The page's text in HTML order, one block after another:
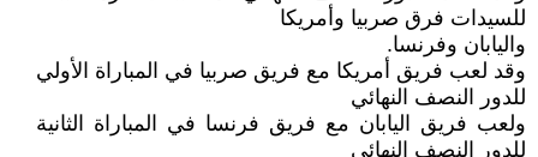
للسيدات فرق صربيا وأمريكا
واليابان وفرنسا.
وقد لعب فريق أمريكا مع فريق صربيا في المباراة الأولي
للدور النصف النهائي
ولعب فريق اليابان مع فريق فرنسا في المباراة الثانية
للدور النصف النهائي